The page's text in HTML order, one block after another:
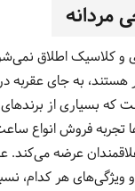
مردانه
کلاسیک اطلاق
هستند، به جای
بسیاری از برندهای
عرضه می‌کند.
ویژگی‌های هر کدام،